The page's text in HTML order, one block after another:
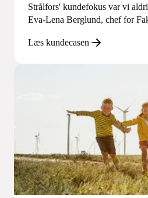
Strålfors' kundefokus var vi
Eva-Lena Berglund, chef for
Læs kundecasen